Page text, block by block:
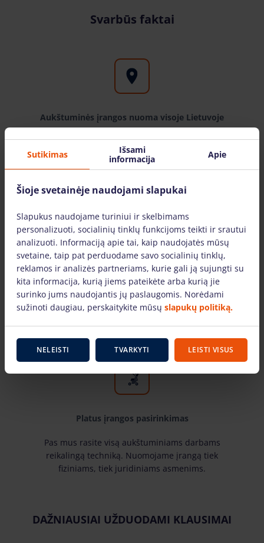
Svarbūs faktai
Aukštuminės įrangos nuoma visoje Lietuvoje
Bokštelis.lt filialus galite rasite didžiuosiuose
Lietuvos miestuose: Vilniuje, Kaune, Klaipėdoje,
Šiauliuose, Mažeikiuose. Įrangą pristatome visoje
Tik žinomų gamintojų įranga
Pas mus rasite žinomiausių gamintojų ir laiko
patikrintą aukštuminiams darbams skirtą įrangą.
Platus įrangos pasirinkimas
Pas mus rasite visą aukštuminiams darbams
reikalingą techniką. Nuomojame įrangą tiek
fiziniams, tiek juridiniams asmenims.
DAŽNIAUSIAI UŽDUODAMI KLAUSIMAI
Sutikimas
Išsami
informacija
Apie
Šioje svetainėje naudojami slapukai
Slapukus naudojame turiniui ir skelbimams
personalizuoti, socialinių tinklų funkcijoms teikti ir srautui
analizuoti. Informaciją apie tai, kaip naudojatės mūsų
svetaine, taip pat perduodame savo socialinių tinklų,
reklamos ir analizės partneriams, kurie gali ją sujungti su
kita informacija, kurią jiems pateikėte arba kurią jie
surinko jums naudojantis jų paslaugomis. Norėdami
sužinoti daugiau, perskaitykite mūsų slapukų politiką.
NELEISTI TVARKYTI LEISTI VISUS